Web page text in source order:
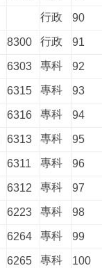
行政 90
8300 行政 91
6303 專科 92
6315 專科 93
6316 專科 94
6313 專科 95
6311 專科 96
6312 專科 97
6223 專科 98
6264 專科 99
6265 專科 100